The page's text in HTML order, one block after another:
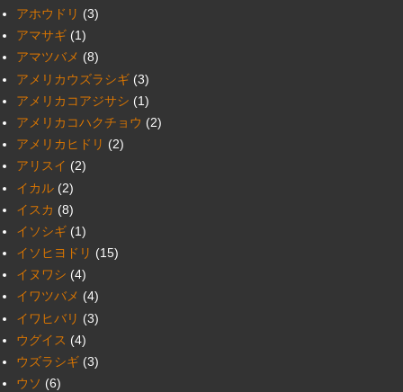
アホウドリ (3)
アマサギ (1)
アマツバメ (8)
アメリカウズラシギ (3)
アメリカコアジサシ (1)
アメリカコハクチョウ (2)
アメリカヒドリ (2)
アリスイ (2)
イカル (2)
イスカ (8)
イソシギ (1)
イソヒヨドリ (15)
イヌワシ (4)
イワツバメ (4)
イワヒバリ (3)
ウグイス (4)
ウズラシギ (3)
ウソ (6)